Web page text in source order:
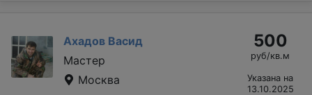
Ахадов Васид
Мастер
Москва
500
руб/кв.м
Указана на
13.10.2025